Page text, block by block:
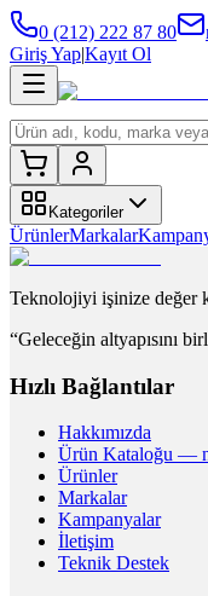
0 (212) 222 87 80
Giriş Yap|Kayıt Ol
Kategoriler
ÜrünlerMarkalar
Teknolojiyi işinize değer
“Geleceğin altyapısını
Hızlı Bağlantılar
Hakkımızda
Ürün Kataloğu —
Ürünler
Markalar
Kampanyalar
İletişim
Teknik Destek